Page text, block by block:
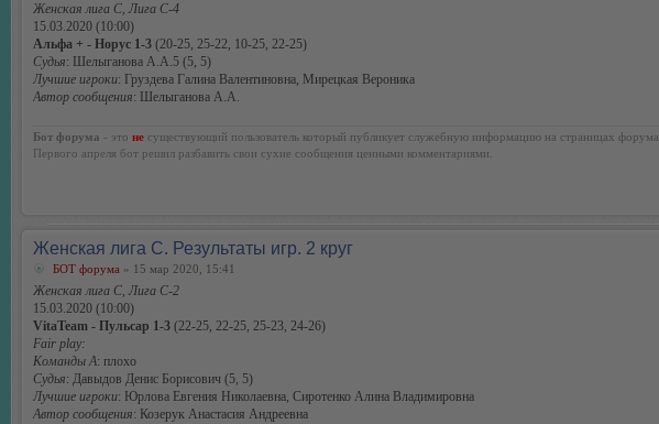
Женская лига С, Лига С-4
15.03.2020 (10:00)
Альфа + - Норус 1-3 (20-25, 25-22, 10-25, 22-25)
Судья: Шелыганова А.А.5 (5, 5)
Лучшие игроки: Груздева Галина Валентиновна, Мирецкая Вероника
Автор сообщения: Шелыганова А.А.
Бот форума - это не существующий пользователь который публикует служебную информацию на страницах форума.
Первого апреля бот решил разбавить свои сухие сообщения ценными комментариями.
Женская лига С. Результаты игр. 2 круг
БОТ форума » 15 мар 2020, 15:41
Женская лига С, Лига С-2
15.03.2020 (10:00)
VitaTeam - Пульсар 1-3 (22-25, 22-25, 25-23, 24-26)
Fair play:
Команды А: плохо
Судья: Давыдов Денис Борисович (5, 5)
Лучшие игроки: Юрлова Евгения Николаевна, Сиротенко Алина Владимировна
Автор сообщения: Козерук Анастасия Андреевна